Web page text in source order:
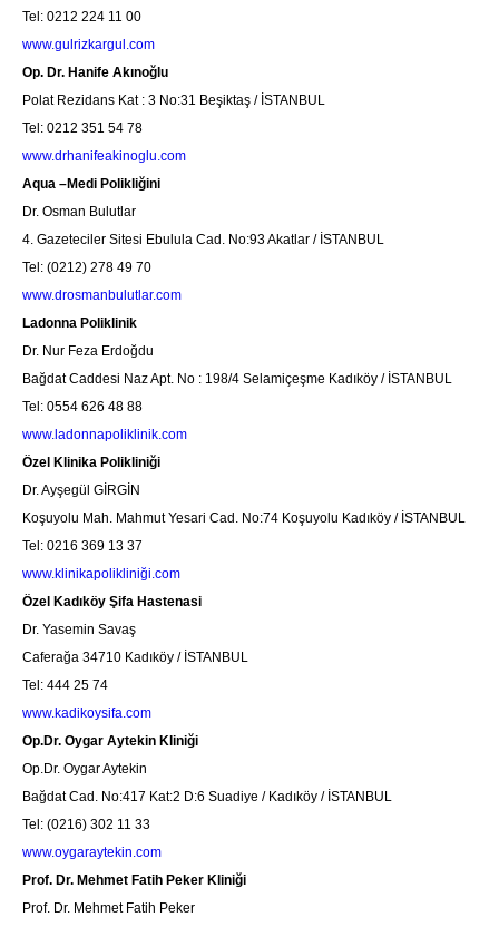
Tel: 0212 224 11 00
www.gulrizkargul.com
Op. Dr. Hanife Akınoğlu
Polat Rezidans Kat : 3 No:31 Beşiktaş / İSTANBUL
Tel: 0212 351 54 78
www.drhanifeakinoglu.com
Aqua –Medi Polikliğini
Dr. Osman Bulutlar
4. Gazeteciler Sitesi Ebulula Cad. No:93 Akatlar / İSTANBUL
Tel: (0212) 278 49 70
www.drosmanbulutlar.com
Ladonna Poliklinik
Dr. Nur Feza Erdoğdu
Bağdat Caddesi Naz Apt. No : 198/4 Selamiçeşme Kadıköy / İSTANBUL
Tel: 0554 626 48 88
www.ladonnapoliklinik.com
Özel Klinika Polikliniği
Dr. Ayşegül GİRGİN
Koşuyolu Mah. Mahmut Yesari Cad. No:74 Koşuyolu Kadıköy / İSTANBUL
Tel: 0216 369 13 37
www.klinikapolikliniği.com
Özel Kadıköy Şifa Hastenasi
Dr. Yasemin Savaş
Caferağa 34710 Kadıköy / İSTANBUL
Tel: 444 25 74
www.kadikoysifa.com
Op.Dr. Oygar Aytekin Kliniği
Op.Dr. Oygar Aytekin
Bağdat Cad. No:417 Kat:2 D:6 Suadiye / Kadıköy / İSTANBUL
Tel: (0216) 302 11 33
www.oygaraytekin.com
Prof. Dr. Mehmet Fatih Peker Kliniği
Prof. Dr. Mehmet Fatih Peker